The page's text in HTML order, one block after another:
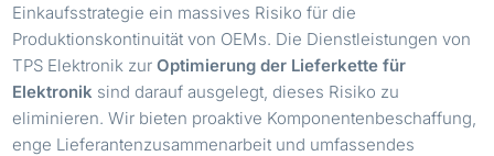
Einkaufsstrategie ein massives Risiko für die
Produktionskontinuität von OEMs. Die Dienstleistungen von
TPS Elektronik zurOptimierung der Lieferkette für
Elektronik sind darauf ausgelegt, dieses Risiko zu
eliminieren. Wir bieten proaktive Komponentenbeschaffung,
enge Lieferantenzusammenarbeit und umfassendes